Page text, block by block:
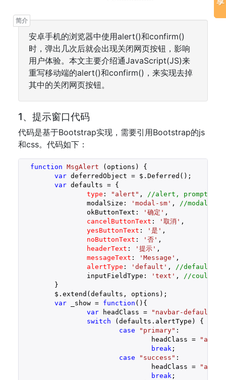
安卓手机的浏览器中使用alert()和confirm()
时，弹出几次后就会出现关闭网页按钮，影响
用户体验。本文主要介绍通JavaScript(JS)来
重写移动端的alert()和confirm()，来实现去掉
其中的关闭网页按钮。
1、提示窗口代码
代码是基于Bootstrap实现，需要引用Bootstrap的js
和css。代码如下：
function MsgAlert (options ) {
var deferredObject = $.Deferred();
var defaults = {
type : "alert" ,
//alert,
		modalSize:
'modal-sm' ,
//modal-
		okButtonText:
'确定' ,
cancelButtonText : '取消' ,
yesButtonText : '是' ,
noButtonText : '否' ,
headerText : '提示' ,
messageText : 'Message' ,
alertType : 'default' ,
//default,
		inputFieldType:
'text' ,
//could
var _show = function ( ) {
var headClass = "navbar-default"
switch (defaults.alertType) {
case
"primary" :
				headClass =
break ;
case
"success" :
				headClass =
break ;